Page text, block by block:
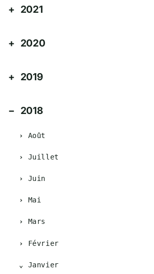
2021
2020
2019
2018
Août
Juillet
Juin
Mai
Mars
Février
Janvier